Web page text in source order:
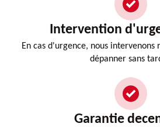
Intervention
En cas d'urgence, nous intervenons
dépanner sans
Garantie